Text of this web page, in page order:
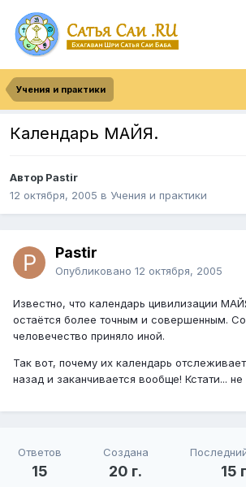
Учения и практики
Календарь МАЙЯ.
Автор Pastir
12 октября, 2005 в Учения и практики
Pastir
Опубликовано 12 октября, 2005
Известно, что календарь цивилизации
остаётся более точным и совершенным.
человечество приняло иной.
Так вот, почему их календарь
назад и заканчивается вообще! Кстати... не
Ответов
15
Создана
20 г. 15